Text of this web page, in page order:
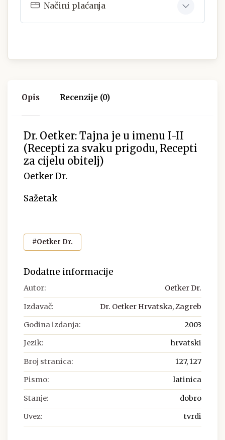
Načini plaćanja
Opis Recenzije (0)
Dr. Oetker: Tajna je u imenu I-II
(Recepti za svaku prigodu, Recepti
za cijelu obitelj)
Oetker Dr.
Sažetak
#Oetker Dr.
Dodatne informacije
Autor: Oetker Dr.
Izdavač: Dr. Oetker Hrvatska, Zagreb
Godina izdanja: 2003
Jezik: hrvatski
Broj stranica: 127, 127
Pismo: latinica
Stanje: dobro
Uvez: tvrdi